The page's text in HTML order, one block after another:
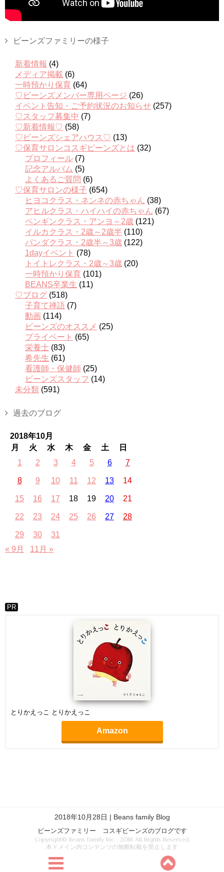
ビーンズファミリーの様子
新着情報 (4)
メディア掲載 (6)
一時預かり保育 (64)
♡ビーンズメンバー専用ページ (26)
イベント告知・ご予約状況のお知らせ (257)
♡スタッフ募集中 (7)
♡新着情報♡ (58)
♡ビーンズシェアハウス♡ (13)
♡保育サロンコスギビーンズとは (32)
プロフィール (7)
記念アルバム (5)
よくあるご質問 (6)
♡保育サロンの様子 (654)
ヒヨコクラス・ネンネの赤ちゃん (38)
アヒルクラス・ハイハイの赤ちゃん (67)
ペンギンクラス・アンヨ～2歳 (121)
イルカクラス・2歳～2歳半 (110)
パンダクラス・2歳半～3歳 (122)
1dayイベント (78)
トイトレクラス・2歳～3歳 (20)
一時預かり保育 (101)
BEANS卒業生 (11)
♡ブログ (518)
子育て禅語 (7)
動画 (114)
ビーンズのオススメ (25)
プライベート (65)
栄養士 (83)
希先生 (61)
看護師・保健師 (25)
ビーンズスタッフ (14)
未分類 (591)
過去のブログ
2018年10月
月
火 水 木 金 土
日
1
2 3 4 5 6 7
8 9 10 11 12 13 14
15 16 17 18 19 20 21
22 23 24 25 26 27 28
29 30
31
« 9月
11月 »
PR
とりかえっこ とりかえっこ
Amazon
2018年10月28日 | Beans family Blog
ビーンズファミリー コスギビーンズのブログです
Copyright© Beans family Inc. , 2018 All Rights Reserved.
本ドメイン内コンテンツの無断転載を禁止します